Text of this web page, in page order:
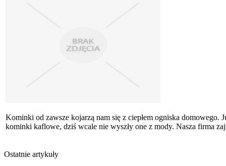
Kominki od zawsze kojarzą nam się z ciepłem ogniska domowego.
kominki kaflowe, dziś wcale nie wyszły one z mody. Nasza firma
Ostatnie artykuły